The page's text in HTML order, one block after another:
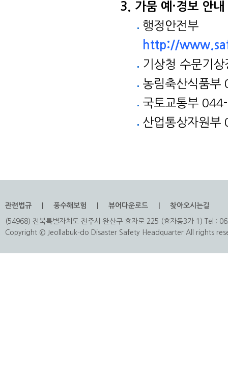
가뭄 예·경보 안내
행정안전
기상청 수문기
농림축산식품
국토교통부
산업통상자원
관련법규 풍수해보험 뷰어다운로드 찾아오시는길
(54968) 전북특별자치도 전주시 완산구 효자로 225 (효자동3가 1) Tel :
Copyright © Jeollabuk-do Disaster Safety Headquarter All rights